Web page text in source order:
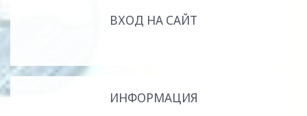
ВХОД НА САЙТ
ИНФОРМАЦИЯ